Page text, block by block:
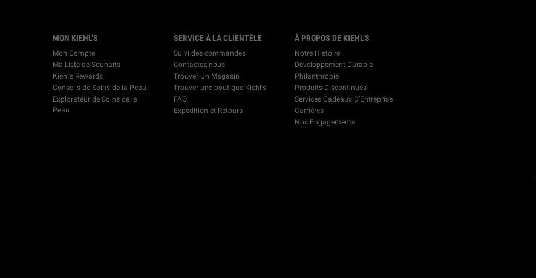
MON KIEHL’S
Mon Compte
Ma Liste de Souhaits
Kiehl’s Rewards
Conseils de Soins de la Peau
Explorateur de Soins de la
Peau
SERVICE À LA CLIENTÈLE
Suivi des commandes
Contactez-nous
Trouver Un Magasin
Trouver une boutique Kiehl's
FAQ
Expédition et Retours
À PROPOS DE KIEHL’S
Notre Histoire
Développement Durable
Philanthropie
Produits Discontinués
Services Cadeaux D’Entreprise
Carrières
Nos Engagements